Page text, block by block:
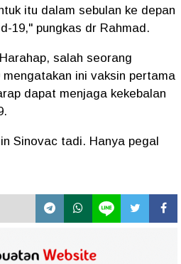
itu dalam sebulan ke depan
19," pungkas dr Rahmad.
salah seorang
ini vaksin pertama
dapat menjaga kekebalan
Sinovac tadi. Hanya pegal